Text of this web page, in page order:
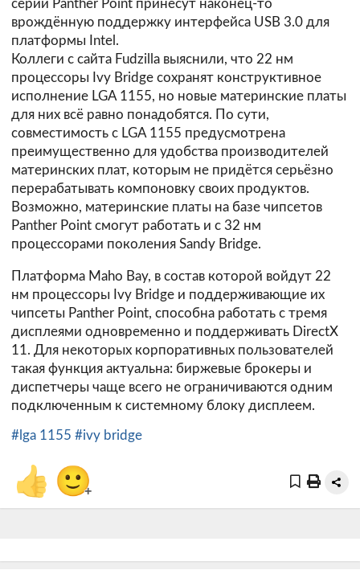
серии Panther Point принесут наконец-то
врождённую поддержку интерфейса USB 3.0 для
платформы Intel.
Коллеги с сайта Fudzilla выяснили, что 22 нм
процессоры Ivy Bridge сохранят конструктивное
исполнение LGA 1155, но новые материнские платы
для них всё равно понадобятся. По сути,
совместимость с LGA 1155 предусмотрена
преимущественно для удобства производителей
материнских плат, которым не придётся серьёзно
перерабатывать компоновку своих продуктов.
Возможно, материнские платы на базе чипсетов
Panther Point смогут работать и с 32 нм
процессорами поколения Sandy Bridge.
Платформа Maho Bay, в состав которой войдут 22
нм процессоры Ivy Bridge и поддерживающие их
чипсеты Panther Point, способна работать с тремя
дисплеями одновременно и поддерживать DirectX
11. Для некоторых корпоративных пользователей
такая функция актуальна: биржевые брокеры и
диспетчеры чаще всего не ограничиваются одним
подключенным к системному блоку дисплеем.
#lga 1155 #ivy bridge
👍 🙂+